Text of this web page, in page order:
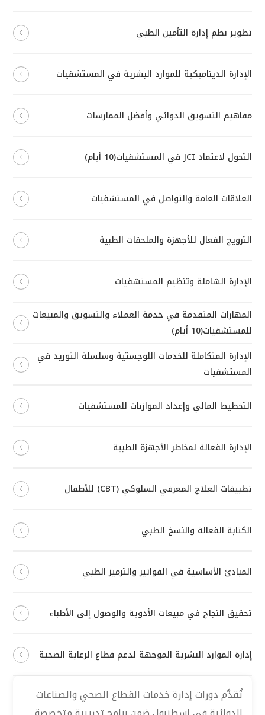
تطوير نظم إدارة التأمين الطبي
الإدارة الديناميكية للموارد البشرية في المستشفيات
مفاهيم التسويق الدوائي وأفضل الممارسات
التحول لاعتماد JCI في المستشفيات(10 أيام)
العلاقات العامة والتواصل في المستشفيات
الترويج الفعال للأجهزة والملحقات الطبية
الإدارة الشاملة وتنظيم المستشفيات
المهارات المتقدمة في خدمة العملاء والتسويق والمبيعات
للمستشفيات(10 أيام)
الإدارة المتكاملة للخدمات اللوجستية وسلسلة التوريد في
المستشفيات
التخطيط المالي وإعداد الموازنات للمستشفيات
الإدارة الفعالة لمخاطر الأجهزة الطبية
تطبيقات العلاج المعرفي السلوكي (CBT) للأطفال
الكتابة الفعالة والنسخ الطبي
المبادئ الأساسية في الفواتير والترميز الطبي
تحقيق النجاح في مبيعات الأدوية والوصول إلى الأطباء
إدارة الموارد البشرية الموجهة لدعم قطاع الرعاية الصحية
تُقدَّم دورات إدارة خدمات القطاع الصحي والصناعات